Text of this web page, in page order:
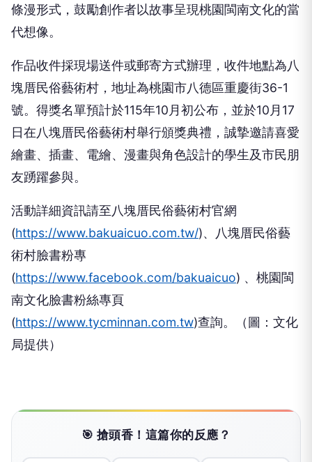
條漫形式，鼓勵創作者以故事呈現桃園閩南文化的當
代想像。
作品收件採現場送件或郵寄方式辦理，收件地點為八
塊厝民俗藝術村，地址為桃園市八德區重慶街36-1
號。得獎名單預計於115年10月初公布，並於10月17
日在八塊厝民俗藝術村舉行頒獎典禮，誠摯邀請喜愛
繪畫、插畫、電繪、漫畫與角色設計的學生及市民朋
友踴躍參與。
活動詳細資訊請至八塊厝民俗藝術村官網
(https://www.bakuaicuo.com.tw/)、八塊厝民俗藝
術村臉書粉專
(https://www.facebook.com/bakuaicuo) 、桃園閩
南文化臉書粉絲專頁
(https://www.tycminnan.com.tw)查詢。（圖：文化
局提供）
🎯 搶頭香！這篇你的反應？